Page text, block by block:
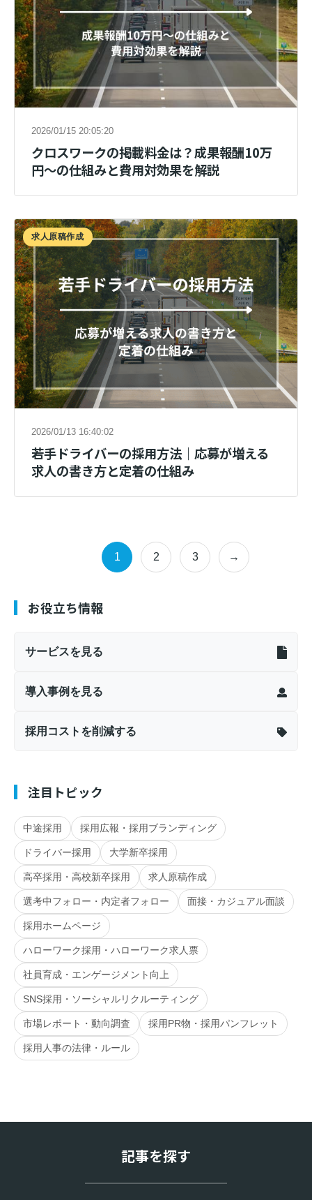
2026/01/15 20:05:20
クロスワークの掲載料金は？成果報酬10万
円〜の仕組みと費用対効果を解説
求人原稿作成
2026/01/13 16:40:02
若手ドライバーの採用方法｜応募が増える
求人の書き方と定着の仕組み
1 2 3 →
お役立ち情報
サービスを見る
導入事例を見る
採用コストを削減する
注目トピック
中途採用 採用広報・採用ブランディング
ドライバー採用 大学新卒採用
高卒採用・高校新卒採用 求人原稿作成
選考中フォロー・内定者フォロー 面接・カジュアル面談
採用ホームページ
ハローワーク採用・ハローワーク求人票
社員育成・エンゲージメント向上
SNS採用・ソーシャルリクルーティング
市場レポート・動向調査 採用PR物・採用パンフレット
採用人事の法律・ルール
記事を探す